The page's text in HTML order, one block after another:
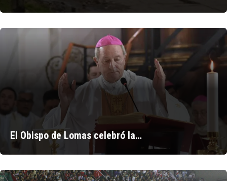
El Obispo de Lomas celebró la…